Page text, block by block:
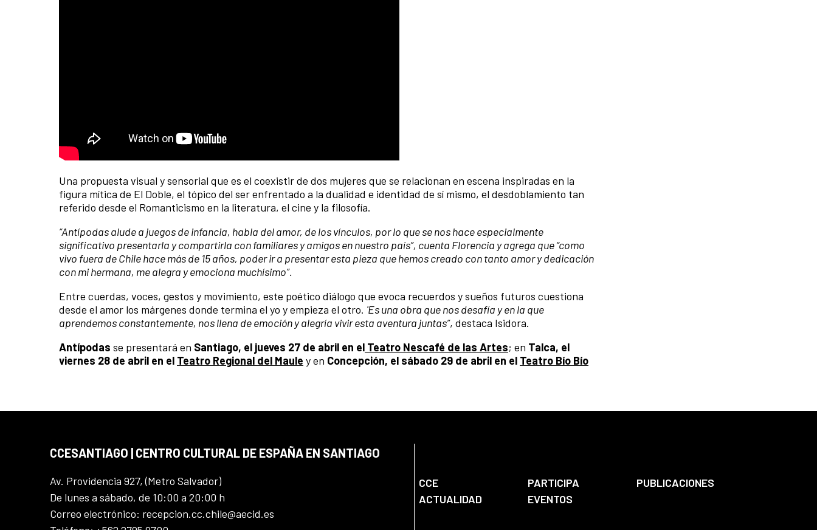
Una propuesta visual y sensorial que es el coexistir de dos mujeres que se relacionan en escena inspiradas en la
figura mítica de El Doble, el tópico del ser enfrentado a la dualidad e identidad de sí mismo, el desdoblamiento tan
referido desde el Romanticismo en la literatura, el cine y la filosofía.
“Antípodas alude a juegos de infancia, habla del amor, de los vínculos, por lo que se nos hace especialmente
significativo presentarla y compartirla con familiares y amigos en nuestro país”, cuenta Florencia y agrega que “como
vivo fuera de Chile hace más de 15 años, poder ir a presentar esta pieza que hemos creado con tanto amor y dedicación
con mi hermana, me alegra y emociona muchísimo”.
Entre cuerdas, voces, gestos y movimiento, este poético diálogo que evoca recuerdos y sueños futuros cuestiona
desde el amor los márgenes donde termina el yo y empieza el otro. 'Es una obra que nos desafía y en la que
aprendemos constantemente, nos llena de emoción y alegría vivir esta aventura juntas”, destaca Isidora.
Antípodas se presentará en Santiago, el jueves 27 de abril en el Teatro Nescafé de las Artes; en Talca, el
viernes 28 de abril en el Teatro Regional del Maule y en Concepción, el sábado 29 de abril en el Teatro Bío Bío
CCESANTIAGO | CENTRO CULTURAL DE ESPAÑA EN SANTIAGO
Av. Providencia 927, (Metro Salvador)
De lunes a sábado, de 10:00 a 20:00 h
Correo electrónico: recepcion.cc.chile@aecid.es
CCE PARTICIPA
PUBLICACIONES
ACTUALIDAD
EVENTOS